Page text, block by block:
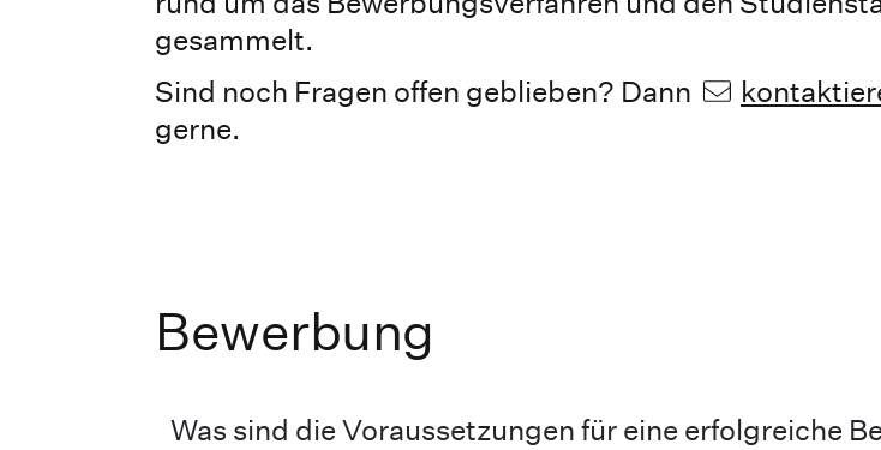
gesammelt.
Sind noch Fragen offen geblieben? Dann
gerne.
Bewerbung
Was sind die Voraussetzungen für eine erfolgreiche